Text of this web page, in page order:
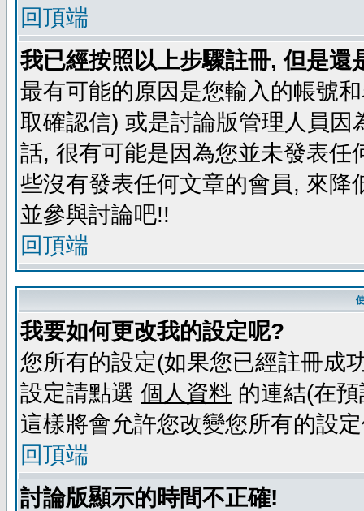
回頂端
我已經按照以上步驟註冊, 但是還
最有可能的原因是您輸入的帳號
取確認信) 或是討論版管理人員
話, 很有可能是因為您並未發表
些沒有發表任何文章的會員, 來
並參與討論吧!!
回頂端
我要如何更改我的設定呢?
您所有的設定(如果您已經註冊成
設定請點選 個人資料 的連結(在
這樣將會允許您改變您所有的設
回頂端
討論版顯示的時間不正確!